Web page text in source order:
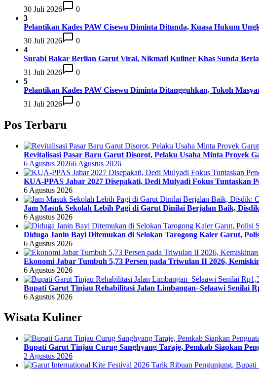
30 Juli 2026
0
3
Pelantikan Kades PAW Cisewu Diminta Ditunda, Kuasa Hukum
30 Juli 2026
0
4
Surabi Bakar Berlian Garut Viral, Nikmati Kuliner Khas Sunda
31 Juli 2026
0
5
Pelantikan Kades PAW Cisewu Diminta Ditangguhkan, Tokoh
31 Juli 2026
0
Pos Terbaru
Revitalisasi Pasar Baru Garut Disorot, Pelaku Usaha Minta Proyek
6 Agustus 20266 Agustus 2026
KUA-PPAS Jabar 2027 Disepakati, Dedi Mulyadi Fokus
6 Agustus 2026
Jam Masuk Sekolah Lebih Pagi di Garut Dinilai Berjalan Baik,
6 Agustus 2026
Diduga Janin Bayi Ditemukan di Selokan Tarogong Kaler Garut,
6 Agustus 2026
Ekonomi Jabar Tumbuh 5,73 Persen pada Triwulan II 2026,
6 Agustus 2026
Bupati Garut Tinjau Rehabilitasi Jalan Limbangan–Selaawi Senilai
6 Agustus 2026
Wisata Kuliner
Bupati Garut Tinjau Curug Sanghyang Taraje, Pemkab Siapkan
2 Agustus 2026